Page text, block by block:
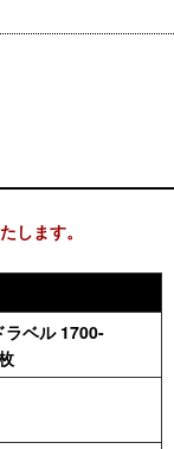
します。
ラベル 1700-